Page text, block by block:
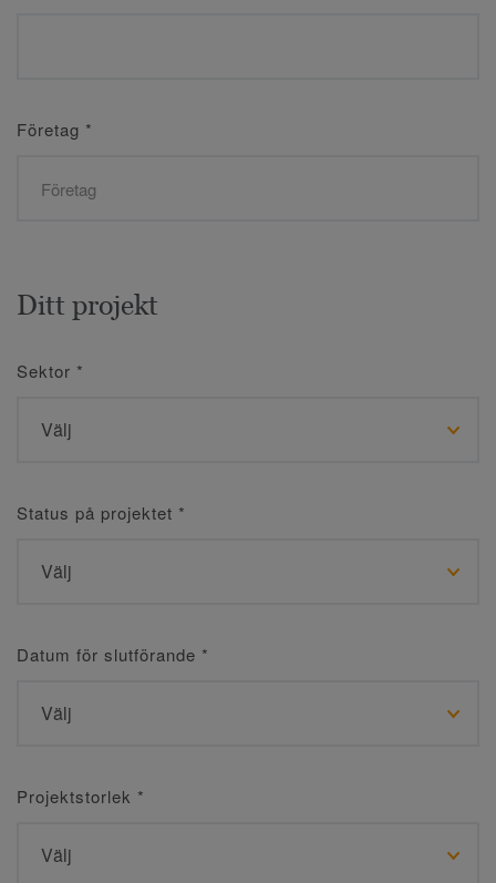
Företag *
Ditt projekt
Sektor *
Status på projektet *
Datum för slutförande *
Projektstorlek *